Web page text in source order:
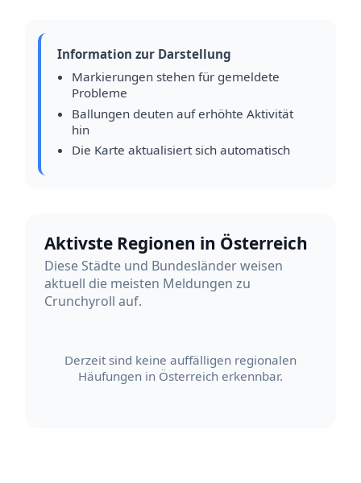
Information zur Darstellung
Markierungen stehen für gemeldete
Probleme
Ballungen deuten auf erhöhte Aktivität
hin
Die Karte aktualisiert sich automatisch
Aktivste Regionen in Österreich
Diese Städte und Bundesländer weisen
aktuell die meisten Meldungen zu
Crunchyroll auf.
Derzeit sind keine auffälligen regionalen
Häufungen in Österreich erkennbar.